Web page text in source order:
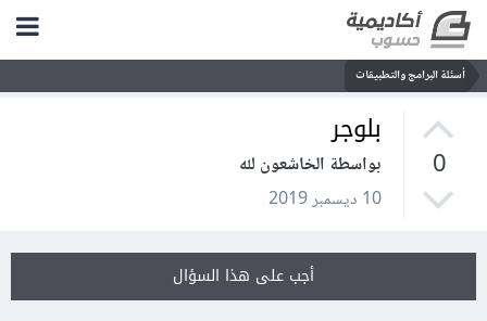
أسئلة البرامج والتطبيقات
0
بلوجر
بواسطة الخاشعون لله
10 ديسمبر 2019
أجب على هذا السؤال